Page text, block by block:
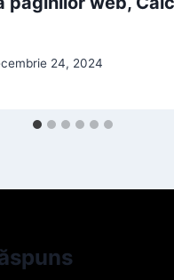
24, 2024